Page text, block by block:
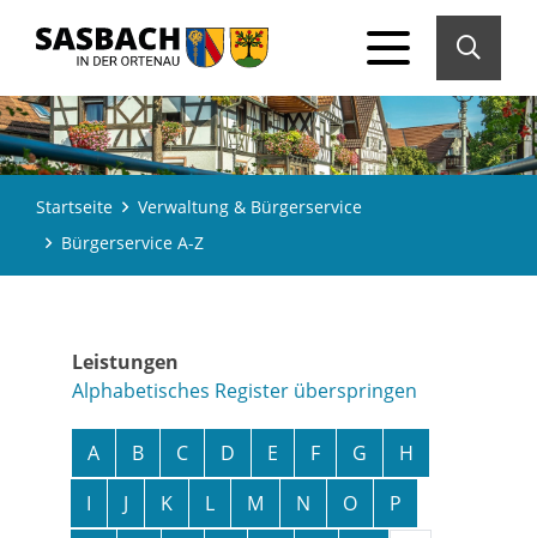
Startseite
Verwaltung & Bürgerservice
Bürgerservice A-Z
Leistungen
Alphabetisches Register überspringen
A B C D E F G
H
I
J K L M N O
P